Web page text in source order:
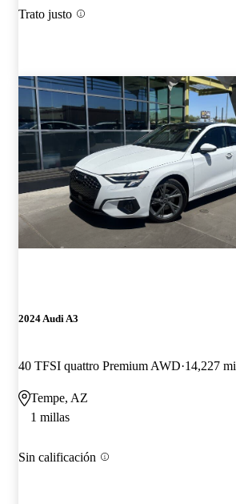
Trato justo
2024 Audi A3
40 TFSI quattro Premium AWD 14,227
Tempe, AZ
1 millas
Sin calificación